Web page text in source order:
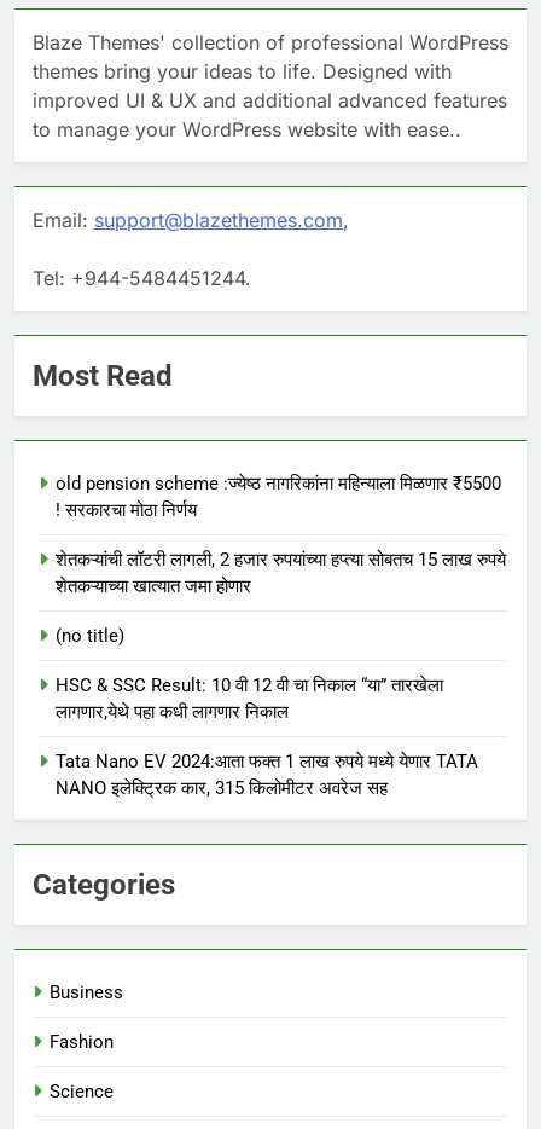
Blaze Themes' collection of professional WordPress
themes bring your ideas to life. Designed with
improved UI & UX and additional advanced features
to manage your WordPress website with ease..
Email: support@blazethemes.com,
Tel: +944-5484451244.
Most Read
old pension scheme :ज्येष्ठ नागरिकांना महिन्याला मिळणार ₹5500
! सरकारचा मोठा निर्णय
शेतकऱ्यांची लॉटरी लागली, 2 हजार रुपयांच्या हप्त्या सोबतच 15 लाख रुपये
शेतकऱ्याच्या खात्यात जमा होणार
(no title)
HSC & SSC Result: 10 वी 12 वी चा निकाल “या” तारखेला
लागणार,येथे पहा कधी लागणार निकाल
Tata Nano EV 2024:आता फक्त 1 लाख रुपये मध्ये येणार TATA
NANO इलेक्ट्रिक कार, 315 किलोमीटर अवरेज सह
Categories
Business
Fashion
Science